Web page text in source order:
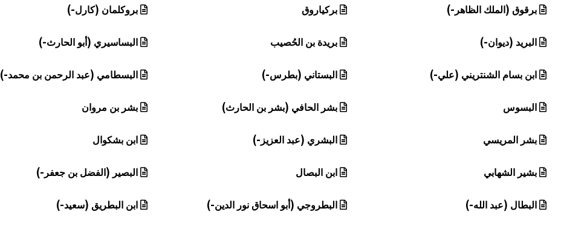
برقوق (الملك الظاهر-) بركياروق بروكلمان (كارل-)
البريد (ديوان-) بريدة بن الحُصيب البساسيري (أبو الحارث-)
ابن بسام الشنتريني (علي-) البستاني (بطرس-) البسطامي (عبد الرحمن بن محمد-)
البسوس بشر الحافي (بشر بن الحارث) بشر بن مروان
بشر المريسي البشري (عبد العزيز-) ابن بشكوال
بشير الشهابي ابن البصال البصير (الفضل بن جعفر-)
البطال (عبد الله-) البطروجي (أبو اسحاق نور الدين-) ابن البطريق (سعيد-)